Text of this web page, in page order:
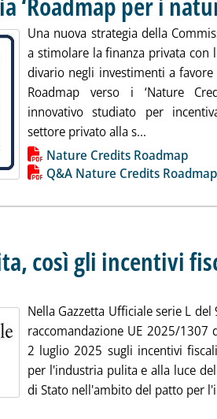
Una nuova strategia della
a stimolare la finanza privata
divario negli investimenti a
Roadmap verso i ‘Nature
innovativo studiato per
settore privato alla s...
alla notizia
Nature Credits Roadmap
Q&A Nature Credits Roadmap
così gli incentivi
Nella Gazzetta Ufficiale serie L
raccomandazione UE 2025/1307
2 luglio 2025 sugli incentivi
per l'industria pulita e alla luce
di Stato nell'ambito del patto per